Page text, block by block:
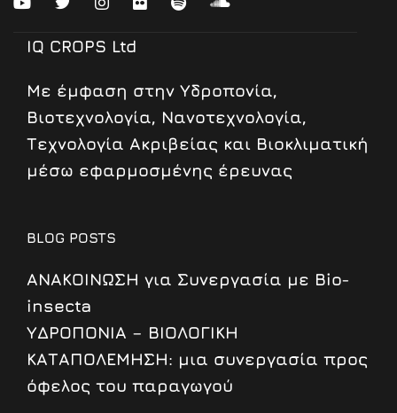
IQ CROPS Ltd
Mε έμφαση στην Υδροπονία,
Βιοτεχνολογία, Νανοτεχνολογία,
Τεχνολογία Ακριβείας και Βιοκλιματική
μέσω εφαρμοσμένης έρευνας
BLOG POSTS
ΑΝΑΚΟΙΝΩΣΗ για Συνεργασία με Bio-
insecta
ΥΔΡΟΠΟΝΙΑ – ΒΙΟΛΟΓΙΚΗ
ΚΑΤΑΠΟΛΕΜΗΣΗ: μια συνεργασία προς
όφελος του παραγωγού